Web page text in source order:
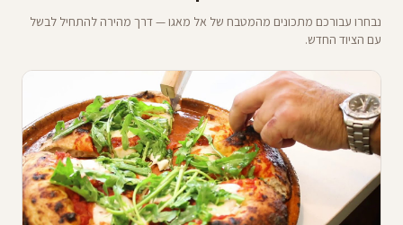
נבחרו עבורכם מתכונים מהמטבח של אל מאגו — דרך מהירה להתחיל לבשל
עם הציוד החדש.